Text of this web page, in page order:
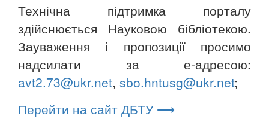
Технічна підтримка порталу
здійснюється Науковою бібліотекою.
Зауваження і пропозиції просимо
надсилати за е-адресою:
avt2.73@ukr.net, sbo.hntusg@ukr.net;
Перейти на сайт ДБТУ ⟶